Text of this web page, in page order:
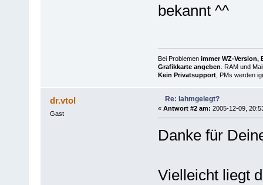
bekannt ^^
Bei Problemen immer WZ-Version,
Grafikkarte angeben. RAM und
Kein Privatsupport, PMs werden
dr.vtol
Gast
Re: lahmgelegt?
« Antwort #2 am: 2005-12-09,
Danke für
Vielleicht liegt